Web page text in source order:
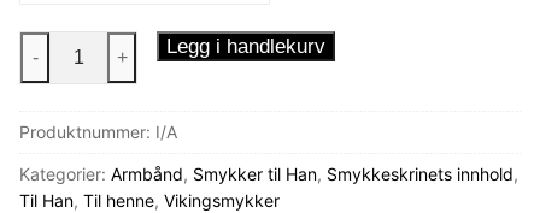
Lærarmbånd
antall
- + Legg i handlekurv
Produktnummer: I/A
Kategorier: Armbånd, Smykker til Han, Smykkeskrinets innhold,
Til Han, Til henne, Vikingsmykker